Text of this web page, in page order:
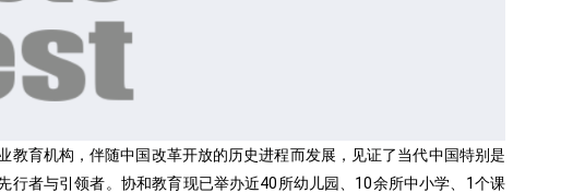
教育机构，伴随中国改革开放的历史进程而发展，见证了当代中国特别是
行者与引领者。协和教育现已举办近40所幼儿园、10余所中小学、1个课